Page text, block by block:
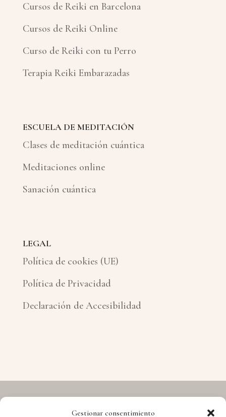
Gestionar consentimiento
Cursos de Reiki en Barcelona
Cursos de Reiki Online
Curso de Reiki con tu Perro
Terapia Reiki Embarazadas
ESCUELA DE MEDITACIÓN
Clases de meditación cuántica
Meditaciones online
Sanación cuántica
LEGAL
Política de cookies (UE)
Política de Privacidad
Declaración de Accesibilidad